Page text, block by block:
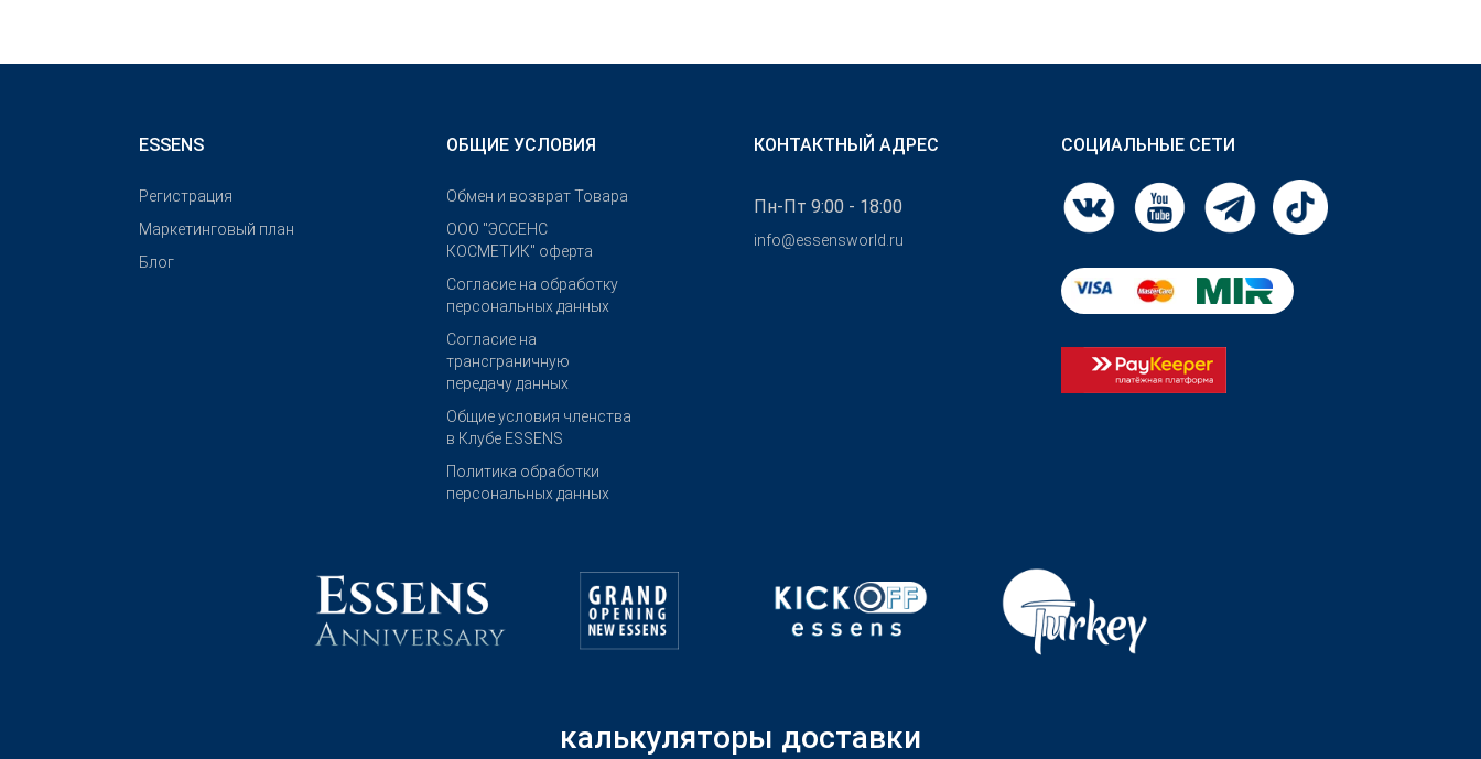
ESSENS
Pегистрация
Маркетинговый план
Блог
ОБЩИЕ УСЛОВИЯ
Обмен и возврат Товара
OOO "ЭССЕНС
КОСМЕТИК" оферта
Согласие на обработку
персональных данных
Согласие на
трансграничную
передачу данных
Общие условия членства
в Клубе ESSENS
Политика обработки
персональных данных
КОНТАКТНЫЙ АДРЕС
Пн-Пт 9:00 - 18:00
info@essensworld.ru
СОЦИАЛЬНЫЕ СЕТИ
калькуляторы доставки